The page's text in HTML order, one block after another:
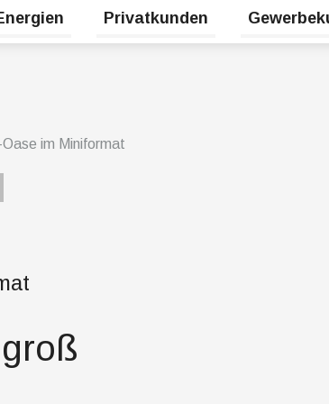
Untermenü für Erneuerbare
Privatkunden
Untermenü
im Miniformat